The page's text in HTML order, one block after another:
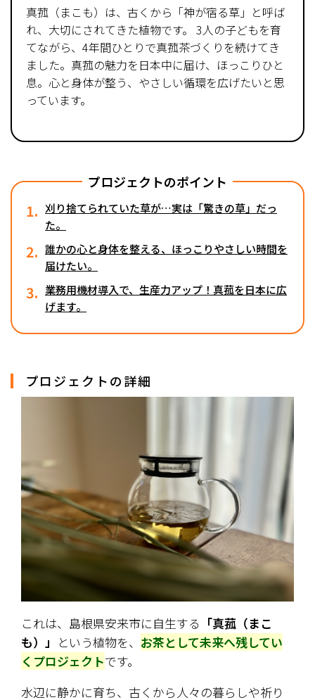
真菰（まこも）は、古くから「神が宿る草」と呼ば
れ、大切にされてきた植物です。 3人の子どもを育
てながら、4年間ひとりで真菰茶づくりを続けてき
ました。真菰の魅力を日本中に届け、ほっこりひと
息。心と身体が整う、やさしい循環を広げたいと思
っています。
プロジェクトのポイント
1. 刈り捨てられていた草が…実は「驚きの草」だっ
た。
2. 誰かの心と身体を整える、ほっこりやさしい時間を
届けたい。
3. 業務用機材導入で、生産力アップ！真菰を日本に広
げます。
プロジェクトの詳細
これは、島根県安来市に自生する 「真菰（まこ
も）」 という植物を、 お茶として未来へ残してい
くプロジェクトです。
水辺に静かに育ち、古くから人々の暮らしや祈り